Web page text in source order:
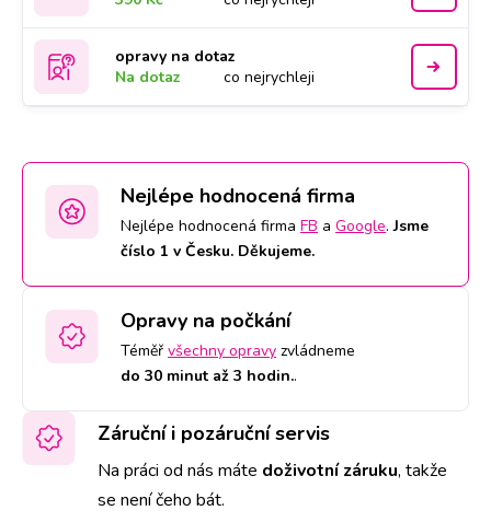
opravy na dotaz
Na dotaz
co nejrychleji
Nejlépe hodnocená firma
Nejlépe hodnocená firma FB a Google.Jsme
číslo 1 v Česku. Děkujeme.
Opravy na počkání
Téměř všechny opravy zvládneme
do 30 minut až 3 hodin..
Záruční i pozáruční servis
Na práci od nás máte doživotní záruku, takže
se není čeho bát.